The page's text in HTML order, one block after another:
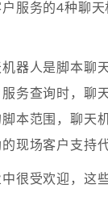
服务的4种聊天
器人是脚本聊
务查询时，聊
本范围，聊天
现场客户支持代
很受欢迎，这